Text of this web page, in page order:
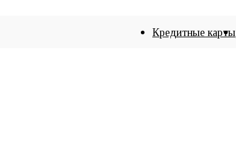
Кредитные карты